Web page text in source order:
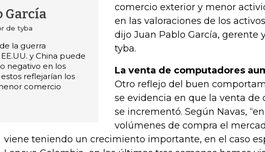
García
de tyba
la guerra
y China puede
negativo en los
reflejarían los
comercio
comercio exterior y menor
en las valoraciones de los
dijo Juan Pablo García, gerente
tyba.
La venta de computadores
Otro reflejo del buen
se evidencia en que la venta de
se incrementó. Según Navas,
volúmenes de compra el
viene teniendo un crecimiento importante, en el caso